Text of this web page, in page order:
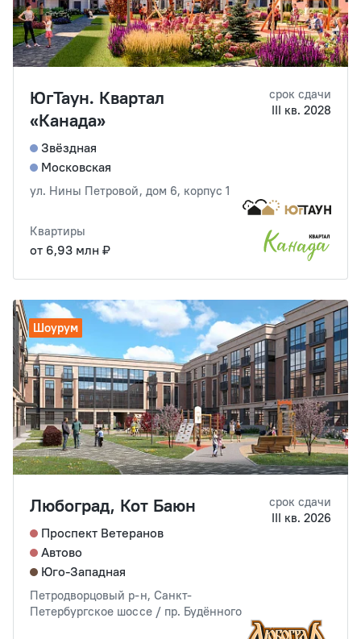
ЮгТаун. Квартал
«Канада»
Звёздная
Московская
ул. Нины Петровой, дом 6, корпус 1
срок сдачи
III кв. 2028
Квартиры
от 6,93 млн ₽
Шоурум
Любоград, Кот Баюн
Проспект Ветеранов
Автово
Юго-Западная
Петродворцовый р-н, Санкт-
Петербургское шоссе / пр. Будённого
срок сдачи
III кв. 2026